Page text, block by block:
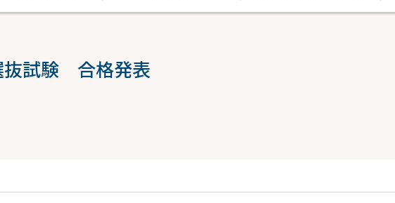
抜試験 合格発表